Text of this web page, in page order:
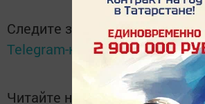
Следите за самым важным и
Telegram-каналеТатмедиа
Читайте новости Татарстана